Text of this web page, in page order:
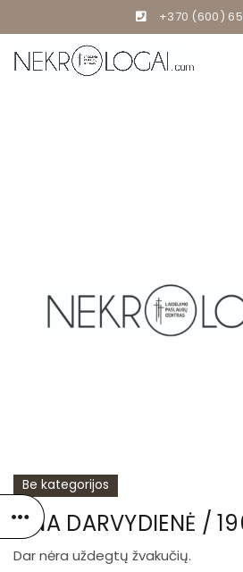
+370 (600)
Be kategorijos
ONA DARVYDIENĖ /
Dar nėra uždegtų žvakučių.